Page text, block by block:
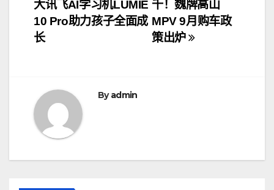
章
导
千！魏牌高山
MPV 9月购车政
策出炉
大讯飞AI学习机LUMIE
10 Pro助力孩子全面成
长
Byadmin